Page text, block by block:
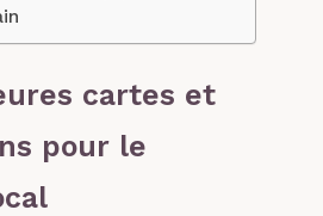
cartes et
pour le